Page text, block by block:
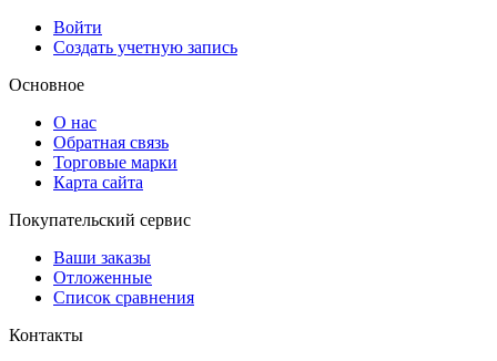
Войти
Создать учетную запись
Основное
О нас
Обратная связь
Торговые марки
Карта сайта
Покупательский сервис
Ваши заказы
Отложенные
Список сравнения
Контакты